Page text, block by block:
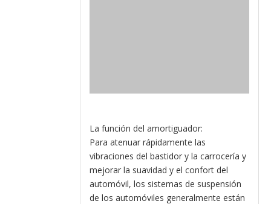
La función del amortiguador:
Para atenuar rápidamente las
vibraciones del bastidor y la carrocería y
mejorar la suavidad y el confort del
automóvil, los sistemas de suspensión
de los automóviles generalmente están